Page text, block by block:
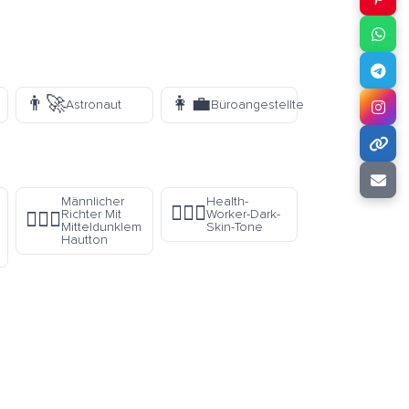
👨‍🚀Astronaut 👩‍💼Büroangestellte
👨🏾‍⚖️
Männlicher
Richter Mit
Mitteldunklem
Hautton
🧑🏿‍⚕️
Health-
Worker-Dark-
Skin-Tone